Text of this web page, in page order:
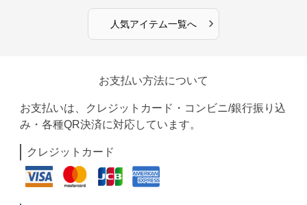
人気アイテム一覧へ ›
お支払い方法について
お支払いは、クレジットカード・コンビニ/銀行振り込
み・各種QR決済に対応しています。
クレジットカード